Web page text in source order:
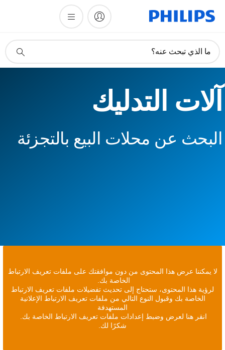
دعم
ما الذي تبحث عنه؟
آلات التدليك
البحث عن محلات البيع بالتجزئة
لا يمكننا عرض هذا المحتوى من دون موافقتك على ملفات تعريف الارتباط
الخاصة بك.
لرؤية هذا المحتوى، ستحتاج إلى تحديث تفضيلات ملفات تعريف الارتباط
الخاصة بك وقبول النوع التالي من ملفات تعريف الارتباط الإعلانية
المستهدفة
انقر هنا لعرض وضبط إعدادات ملفات تعريف الارتباط الخاصة بك.
شكرًا لك.